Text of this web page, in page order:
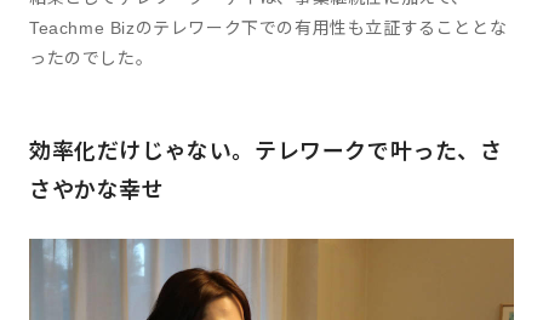
Teachme Bizのテレワーク下での有用性も立証することとな
ったのでした。
効率化だけじゃない。テレワークで叶った、さ
さやかな幸せ